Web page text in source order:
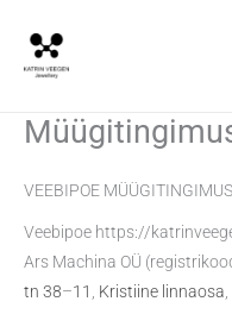
content
VEEBIPOE
Veebipoe https://
Ars Machina OÜ
tn 38–11 , Kristiine linnaosa